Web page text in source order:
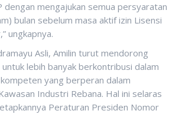
dengan mengajukan semua persyaratan
bulan sebelum masa aktif izin Lisensi
ungkapnya.
Asli, Amilin turut mendorong
lebih banyak berkontribusi dalam
yang berperan dalam
Industri Rebana. Hal ini selaras
Peraturan Presiden Nomor